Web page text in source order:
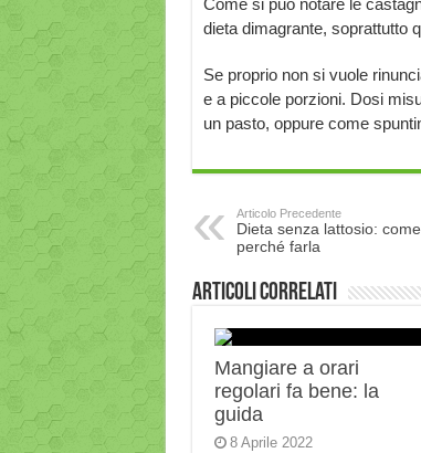
Come si può notare le
dieta dimagrante, soprattutto
Se proprio non si vuole
e a piccole porzioni. Dosi
un pasto, oppure come
Articolo Precedente
Dieta senza lattosio:
perché farla
Articoli correlati
Mangiare a orari
regolari fa bene: la
guida
8 Aprile 2022